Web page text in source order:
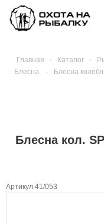
Главная - Каталог -
Блесна
- Блесна
Блесна кол.
Артикул 41/053